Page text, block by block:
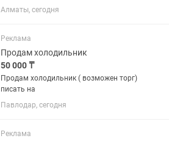
Сами приедем и сами заберем.
Алматы, сегодня
Реклама
Продам холодильник
50 000 ₸
Продам холодильник ( возможен торг)
писать на
Павлодар, сегодня
Реклама